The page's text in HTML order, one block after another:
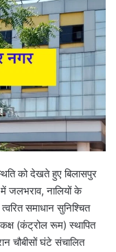
को देखते हुए बिलासपुर
जलभराव, नालियों के
समाधान सुनिश्चित
(कंट्रोल रूम) स्थापित
चौबीसों घंटे संचालित